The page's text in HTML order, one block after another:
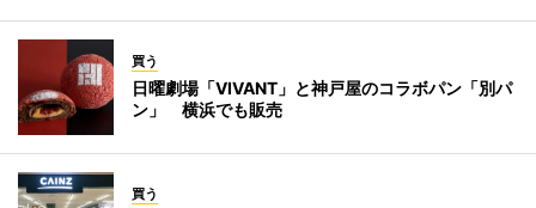
買う
日曜劇場「VIVANT」と神戸屋のコラボパン「別パ
ン」 横浜でも販売
買う